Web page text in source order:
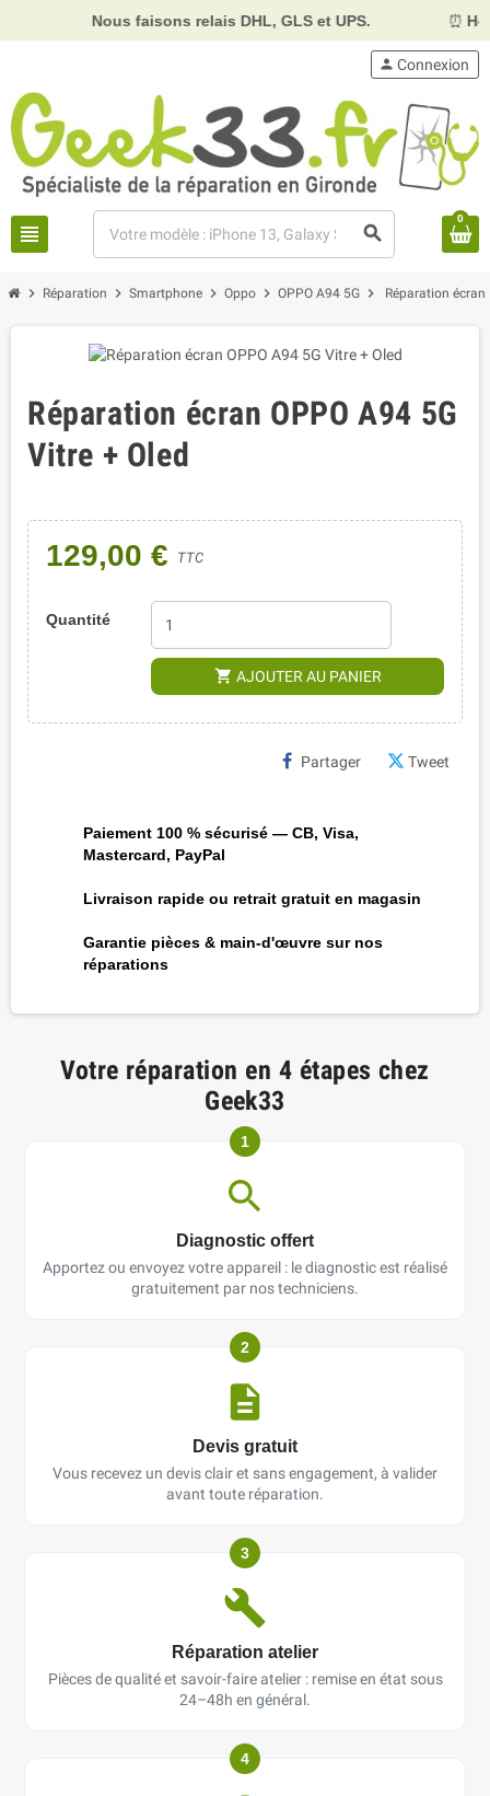
Nous faisons relais DHL, GLS et UPS.
view_headline search
person Connexion
0
chevron_right Réparation chevron_right Smartphone chevron_right Oppo chevron_right OPPO A94 5G chevron_right Réparation écran
Réparation écran OPPO A94 5G
Vitre + Oled
129,00 € TTC
Quantité
shopping_cart AJOUTER AU PANIER
Partager Tweet
Paiement 100 % sécurisé — CB, Visa,
Mastercard, PayPal
Livraison rapide ou retrait gratuit en magasin
Garantie pièces & main-d'œuvre sur nos
réparations
Votre réparation en 4 étapes chez
Geek33
1
Diagnostic offert
Apportez ou envoyez votre appareil : le diagnostic est réalisé
gratuitement par nos techniciens.
2
Devis gratuit
Vous recevez un devis clair et sans engagement, à valider
avant toute réparation.
3
Réparation atelier
Pièces de qualité et savoir-faire atelier : remise en état sous
24–48h en général.
4